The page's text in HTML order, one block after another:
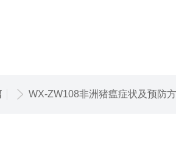
WX-ZW108非洲猪瘟症状及预防